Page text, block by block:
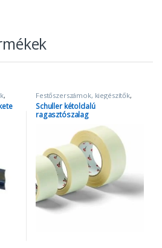
, Festőszerszámok, kiegészítők,
Szalagok
Schuller kétoldalú
ragasztószalag